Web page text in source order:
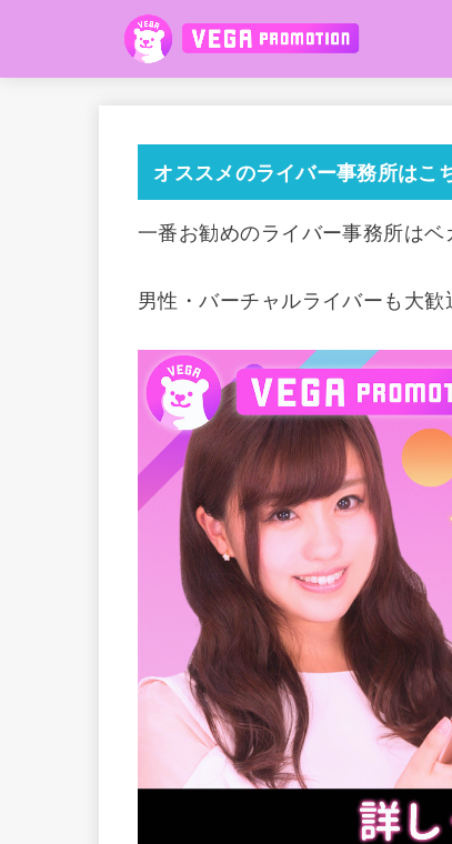
オススメのライバー事務所はこ
一番お勧めのライバー事務所はベ
男性・バーチャルライバーも大歓